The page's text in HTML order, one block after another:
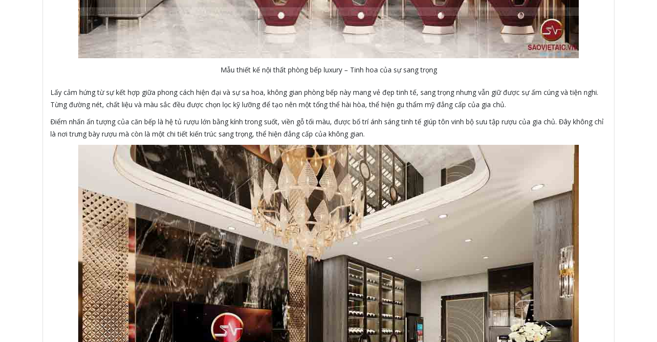
Mẫu thiết kế nội thất phòng bếp luxury – Tinh hoa của sự sang trọng
Lấy cảm hứng từ sự kết hợp giữa phong cách hiện đại và sự sa hoa, không gian phòng bếp này mang vẻ đẹp tinh tế, sang trọng nhưng vẫn giữ được sự ấm cúng và tiện nghi.
Từng đường nét, chất liệu và màu sắc đều được chọn lọc kỹ lưỡng để tạo nên một tổng thể hài hòa, thể hiện gu thẩm mỹ đẳng cấp của gia chủ.
Điểm nhấn ấn tượng của căn bếp là hệ tủ rượu lớn bằng kính trong suốt, viền gỗ tối màu, được bố trí ánh sáng tinh tế giúp tôn vinh bộ sưu tập rượu của gia chủ. Đây không chỉ
là nơi trưng bày rượu mà còn là một chi tiết kiến trúc sang trọng, thể hiện đẳng cấp của không gian.